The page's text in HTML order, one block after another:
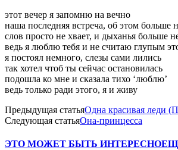
этот вечер я запомню на вечно
наша последняя встреча, об этом больше
слов просто не хвает, и дыханья больше
ведь я люблю тебя и не считаю глупым
я постоял немного, слезы сами лились
так хотел чтоб ты сейчас остановилась
подошла ко мне и сказала тихо ‘люблю’
ведь только ради этого, я и живу
Предыдущая статьяОдна красивая леди
Следующая статьяОна-принцесса
ЭТО МОЖЕТ БЫТЬ ИНТЕРЕСНО